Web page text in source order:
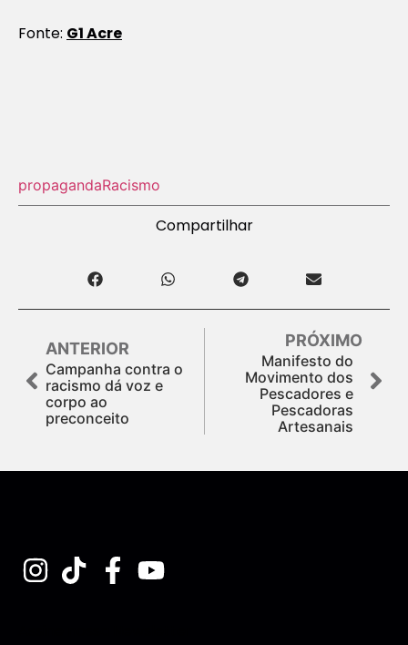
Fonte: G1 Acre
propagandaRacismo
Compartilhar
ANTERIOR
Campanha contra o
racismo dá voz e
corpo ao
preconceito
PRÓXIMO
Manifesto do
Movimento dos
Pescadores e
Pescadoras
Artesanais